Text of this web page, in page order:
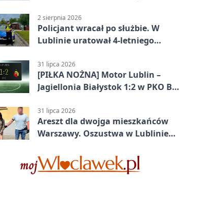
2 sierpnia 2026
Policjant wracał po służbie. W
Lublinie uratował 4-letniego
31 lipca 2026
[PIŁKA NOŻNA] Motor Lublin –
Jagiellonia Białystok 1:2 w PKO BP
zabrał gospodarzom remis
31 lipca 2026
Areszt dla dwojga mieszkańców
Warszawy. Oszustwa w Lublinie